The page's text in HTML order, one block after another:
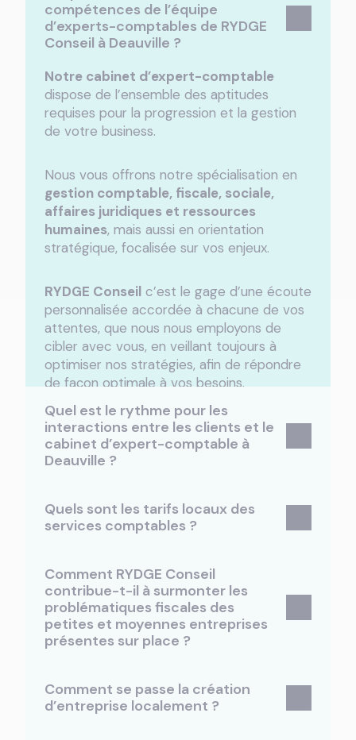
compétences de l’équipe
d’experts-comptables de RYDGE
Conseil à Deauville ?
Notre cabinet d’expert-comptable
dispose de l’ensemble des aptitudes
requises pour la progression et la gestion
de votre business.
Nous vous offrons notre spécialisation en
gestion comptable, fiscale, sociale,
affaires juridiques et ressources
humaines, mais aussi en orientation
stratégique, focalisée sur vos enjeux.
RYDGE Conseil c’est le gage d’une écoute
personnalisée accordée à chacune de vos
attentes, que nous nous employons de
cibler avec vous, en veillant toujours à
optimiser nos stratégies, afin de répondre
de façon optimale à vos besoins.
Quel est le rythme pour les
interactions entre les clients et le
cabinet d’expert-comptable à
Deauville ?
Quels sont les tarifs locaux des
services comptables ?
Comment RYDGE Conseil
contribue-t-il à surmonter les
problématiques fiscales des
petites et moyennes entreprises
présentes sur place ?
Comment se passe la création
d’entreprise localement ?